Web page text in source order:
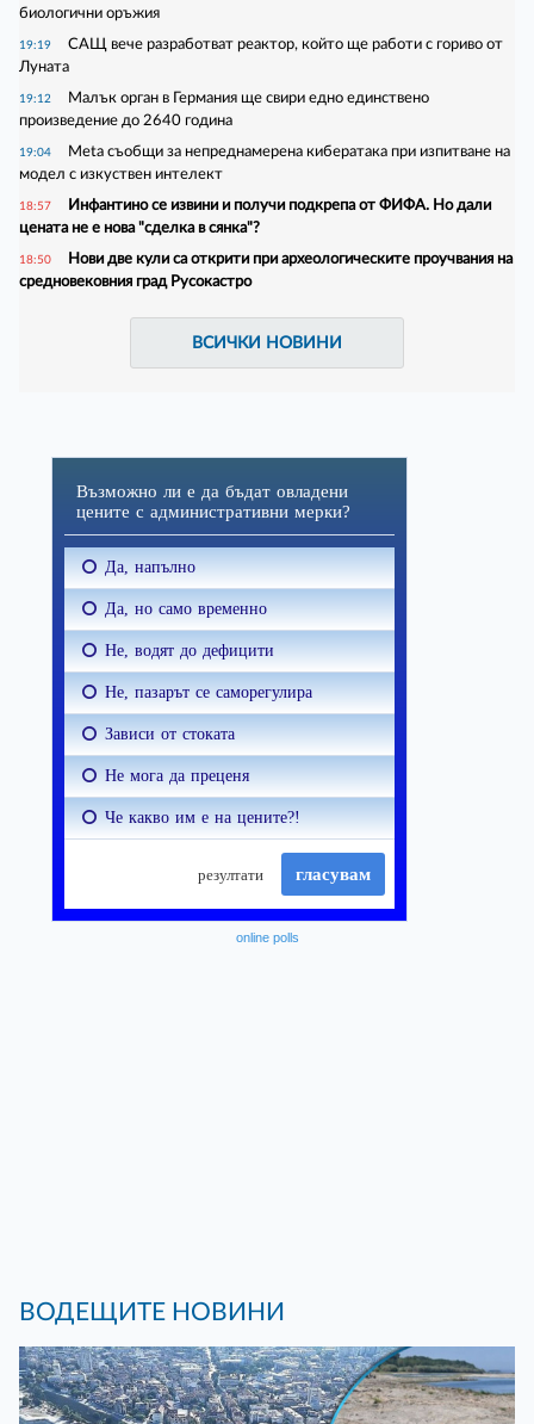
биологични оръжия
19:19
САЩ вече разработват реактор, който ще работи с гориво от
Луната
19:12
Малък орган в Германия ще свири едно единствено
произведение до 2640 година
19:04
Meta съобщи за непреднамерена кибератака при изпитване на
модел с изкуствен интелект
18:57
Инфантино се извини и получи подкрепа от ФИФА. Но дали
цената не е нова "сделка в сянка"?
18:50
Нови две кули са открити при археологическите проучвания на
средновековния град Русокастро
ВСИЧКИ НОВИНИ
online polls
ВОДЕЩИТЕ НОВИНИ